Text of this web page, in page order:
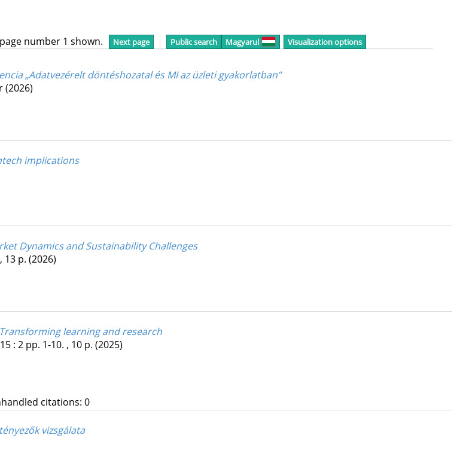
number 1 shown. Next page Public search Magyarul Visualization options
„Adatvezérelt döntéshozatal és MI az üzleti gyakorlatban”
(2026)
implications
Dynamics and Sustainability Challenges
, 13 p. (2026)
learning and research
15: 2 pp. 1-10. , 10 p. (2025)
citations: 0
vizsgálata